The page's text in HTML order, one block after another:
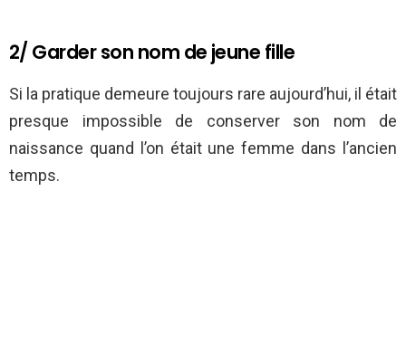
2/ Garder son nom de jeune fille
Si la pratique demeure toujours rare aujourd’hui, il était
presque impossible de conserver son nom de
naissance quand l’on était une femme dans l’ancien
temps.